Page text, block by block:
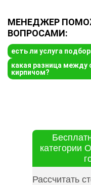
МЕНЕДЖЕР
ВОПРОСАМИ:
есть ли услуга
какая разница
кирпичом?
категории
Рассчитать